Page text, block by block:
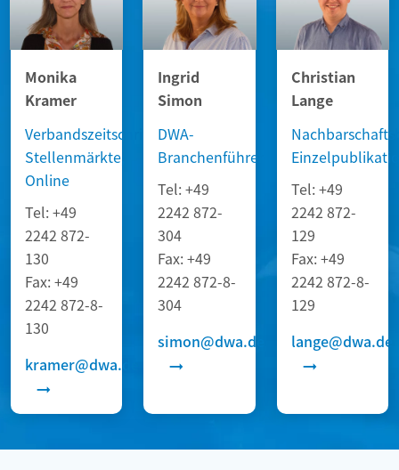
Monika
Kramer
Verbandszeitschriften,
Stellenmärkte,
Online
Tel: +49
2242 872-
130
Fax: +49
2242 872-8-
130
kramer@dwa.de
Ingrid
Simon
DWA-
Branchenführer
Tel:+49
2242 872-
304
Fax:+49
2242 872-8-
304
simon@dwa.de
Christian
Lange
Tel: +49
2242 872-
129
Fax: +49
2242 872-8-
129
lange@dwa.de